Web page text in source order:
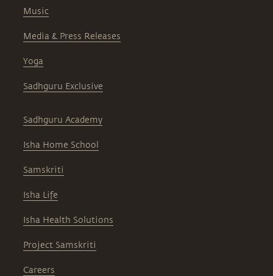
Music
Media & Press Releases
Yoga
Sadhguru Exclusive
Sadhguru Academy
Isha Home School
Samskriti
Isha Life
Isha Health Solutions
Project Samskriti
Careers